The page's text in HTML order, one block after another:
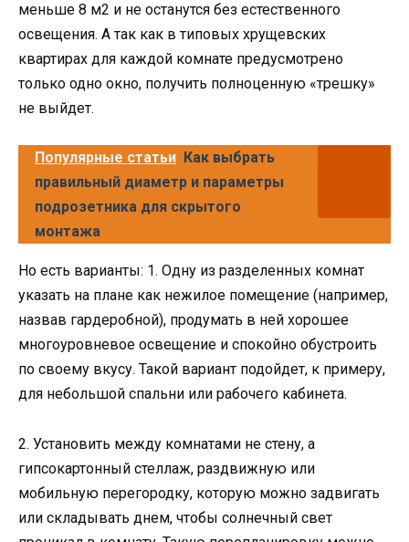
меньше 8 м2 и не останутся без естественного
освещения. А так как в типовых хрущевских
квартирах для каждой комнате предусмотрено
только одно окно, получить полноценную «трешку»
не выйдет.
Популярные статьи Как выбрать
правильный диаметр и параметры
подрозетника для скрытого
монтажа
Но есть варианты: 1. Одну из разделенных комнат
указать на плане как нежилое помещение (например,
назвав гардеробной), продумать в ней хорошее
многоуровневое освещение и спокойно обустроить
по своему вкусу. Такой вариант подойдет, к примеру,
для небольшой спальни или рабочего кабинета.
2. Установить между комнатами не стену, а
гипсокартонный стеллаж, раздвижную или
мобильную перегородку, которую можно задвигать
или складывать днем, чтобы солнечный свет